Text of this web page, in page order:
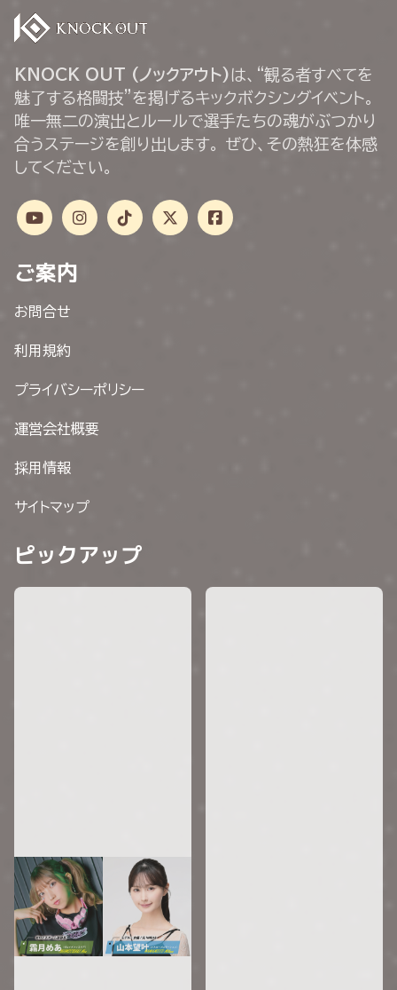
KNOCK OUT (ノックアウト) は、“観る者すべてを
魅了する格闘技”を掲げるキックボクシングイベント。
唯一無二の演出とルールで選手たちの魂がぶつかり
合うステージを創り出します。 ぜひ、その熱狂を体感
してください。
ご案内
お問合せ
利用規約
プライバシーポリシー
運営会社概要
採用情報
サイトマップ
ピックアップ